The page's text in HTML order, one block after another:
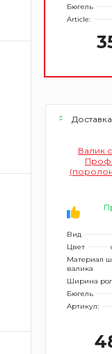
Бюгель
Article:
Валик
Вид
Цвет
Материал
валика
Ширина
Бюгель
Артикул: